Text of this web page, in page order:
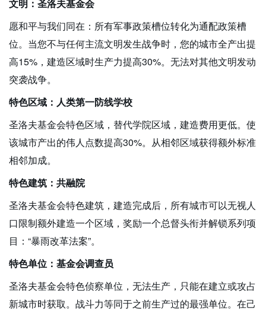
文明：圣洛夫基金会
愿和平与我们同在：所有军事政策槽位转化为通配政策槽
位。当您不与任何主流文明发生战争时，您的城市全产出提
高15%，建造区域时生产力提高30%。无法对其他文明发动
突袭战争。
特色区域：人类第一防线学校
圣洛夫基金会特色区域，替代学院区域，建造费用更低。使
该城市产出的伟人点数提高30%。从相邻区域获得额外标准
相邻加成。
特色建筑：共融院
圣洛夫基金会特色建筑，建造完成后，所有城市可以无视人
口限制额外建造一个区域，奖励一个总督头衔并解锁系列项
目：“暴雨改革法案”。
特色单位：基金会调查员
圣洛夫基金会特色侦察单位，无法生产，只能在建立或攻占
新城市时获取。战斗力等同于之前生产过的最强单位。在己